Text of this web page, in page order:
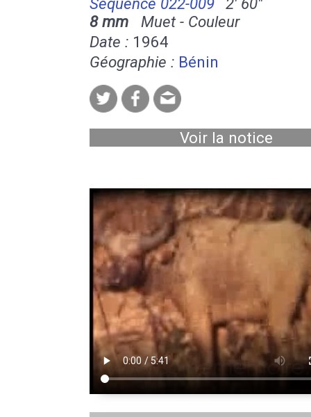
8 mm Muet - Couleur
Date : 1964
Géographie : Bénin
Voir la notice